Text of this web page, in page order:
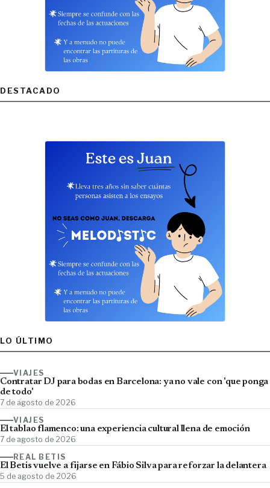
DESTACADO
LO ÚLTIMO
VIAJES
Contratar DJ para bodas en Barcelona: ya no vale con 'que ponga
de todo'
7 de agosto de 2026
VIAJES
El tablao flamenco: una experiencia cultural llena de emoción
7 de agosto de 2026
REAL BETIS
El Betis vuelve a fijarse en Fábio Silva para reforzar la delantera
5 de agosto de 2026